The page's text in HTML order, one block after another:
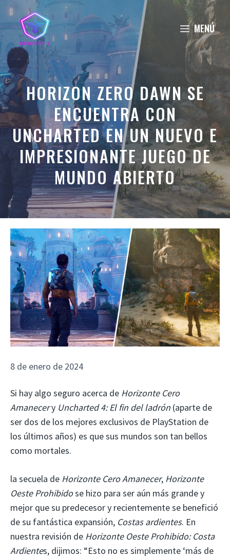
Saltar
al
contenido
MENÚ
HORIZON ZERO DAWN SE
ENCUENTRA CON
UNCHARTED EN UN NUEVO E
IMPRESIONANTE JUEGO DE
MUNDO ABIERTO
8 de enero de 2024
Si hay algo seguro acerca de Horizonte Cero
Amanecery Uncharted 4: El fin del ladrón (aparte de
ser dos de los mejores exclusivos de PlayStation de
los últimos años) es que sus mundos son tan bellos
como mortales.
la secuela de Horizonte Cero Amanecer, Horizonte
Oeste Prohibidose hizo para ser aún más grande y
mejor que su predecesor y recientemente se benefició
de su fantástica expansión, Costas ardientes. En
nuestra revisión de Horizonte Oeste Prohibido: Costa
Ardientes, dijimos: “Esto no es simplemente ‘más de